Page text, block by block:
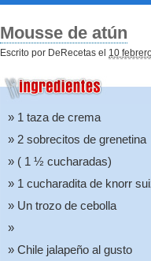
Mousse de atún
Escrito por DeRecetas el 10
1 taza de crema
2 sobrecitos de grenetina
( 1 ½ cucharadas)
1 cucharadita de knorr
Un trozo de cebolla
Chile jalapeño al gusto